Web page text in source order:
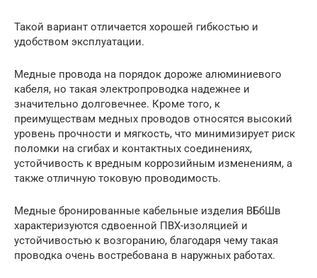
Такой вариант отличается хорошей гибкостью и
удобством эксплуатации.
Медные провода на порядок дороже алюминиевого
кабеля, но такая электропроводка надежнее и
значительно долговечнее. Кроме того, к
преимуществам медных проводов относятся высокий
уровень прочности и мягкость, что минимизирует риск
поломки на сгибах и контактных соединениях,
устойчивость к вредным коррозийным изменениям, а
также отличную токовую проводимость.
Медные бронированные кабельные изделия ВБбШв
характеризуются сдвоенной ПВХ-изоляцией и
устойчивостью к возгоранию, благодаря чему такая
проводка очень востребована в наружных работах.